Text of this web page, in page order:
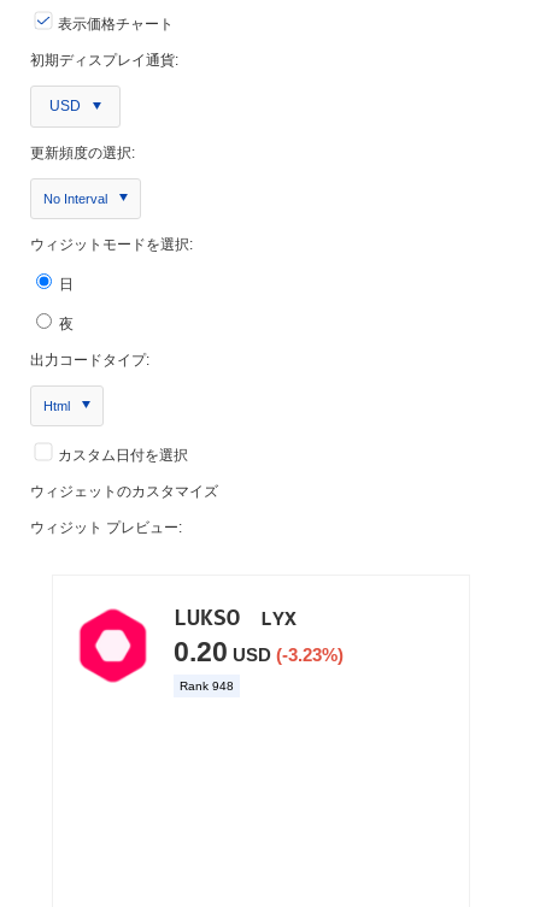
表示価格チャート
初期ディスプレイ通貨:
USD
更新頻度の選択:
No Interval
ウィジットモードを選択:
日
夜
出力コードタイプ:
Html
カスタム日付を選択
ウィジェットのカスタマイズ
ウィジット プレビュー: